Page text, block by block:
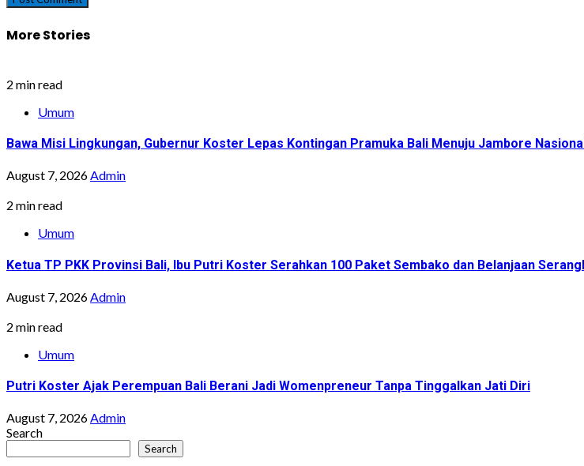
More Stories
2 min read
Umum
Bawa Misi Lingkungan, Gubernur Koster Lepas Kontingan Pramuka Bali Menuju Jambore
August 7, 2026Admin
2 min read
Umum
Ketua TP PKK Provinsi Bali, Ibu Putri Koster Serahkan 100 Paket Sembako dan Belanjaan
August 7, 2026Admin
2 min read
Umum
Putri Koster Ajak Perempuan Bali Berani Jadi Womenpreneur Tanpa Tinggalkan Jati Diri
August 7, 2026Admin
Search
Search